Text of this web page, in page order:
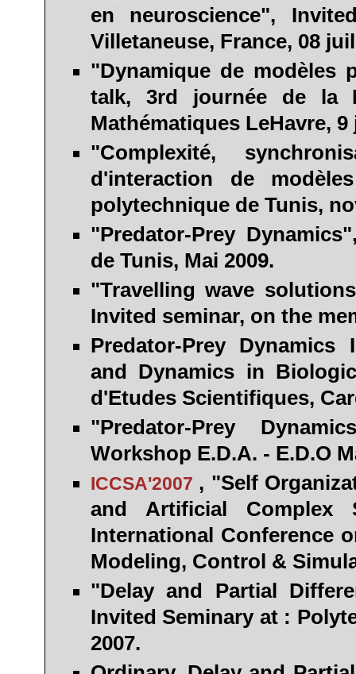
en neuroscience",
Villetaneuse, France, 08
"Dynamique de modèles
talk, 3rd journée de la
Mathématiques LeHavre, 9
"Complexité,
d'interaction de
polytechnique deTunis,
"Predator-Prey
deTunis, Mai 2009.
"Travelling wave
Invited seminar, on the
Predator-Prey Dynamics
and Dynamics in
d'Etudes Scientifiques,
"Predator-Prey
Workshop E.D.A. - E.D.O
ICCSA'2007 , "Self
and Artificial Complex
International Conference
Modeling, Control &
"Delay and Partial
Invited Seminary at :
2007.